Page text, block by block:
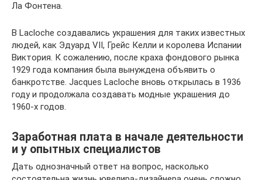
Ла Фонтена.
В Lacloche создавались украшения для таких известных
людей, как Эдуард VII, Грейс Келли и королева Испании
Виктория. К сожалению, после краха фондового рынка
1929 года компания была вынуждена объявить о
банкротстве. Jacques Lacloche вновь открылась в 1936
году и продолжала создавать модные украшения до
1960-х годов.
Заработная плата в начале деятельности
и у опытных специалистов
Дать однозначный ответ на вопрос, насколько